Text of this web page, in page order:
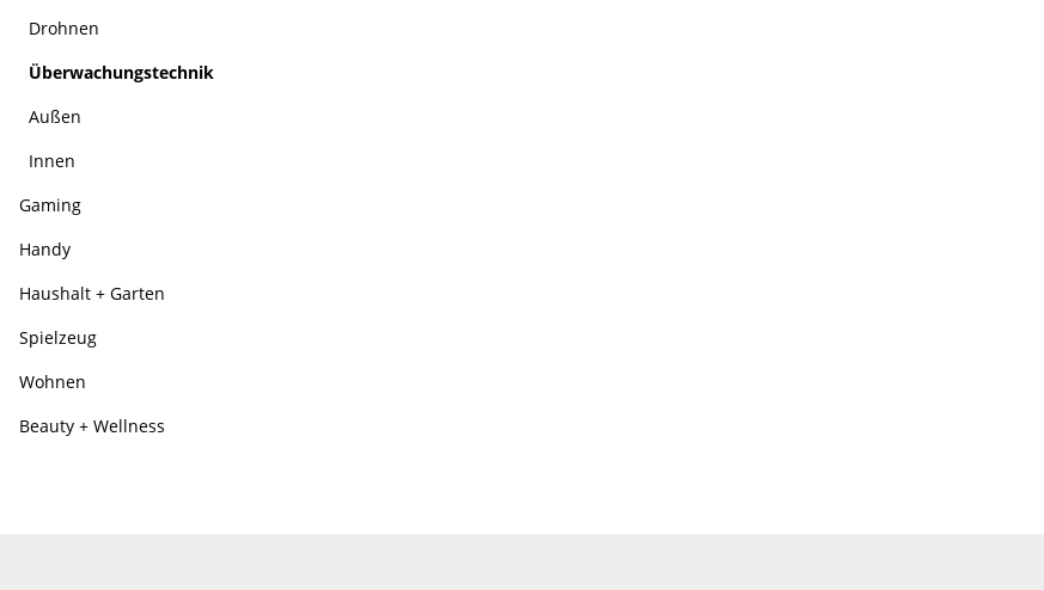
Drohnen
Überwachungstechnik
Außen
Innen
Gaming
Handy
Haushalt + Garten
Spielzeug
Wohnen
Beauty + Wellness